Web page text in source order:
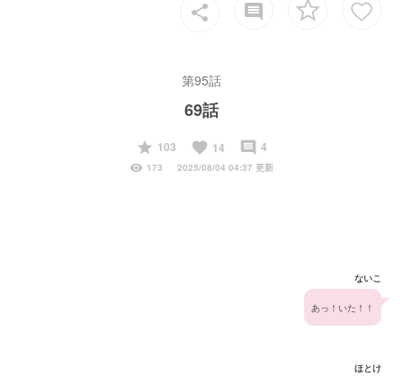
share insert_comment
第95話
69話
start
103 favorite 14 insert_comment 4
visibility 173 2025/08/04 04:37 更新
ないこ
あっ！いた！！
ほとけ